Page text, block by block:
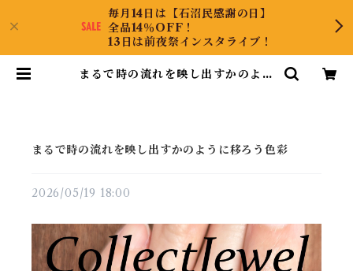
毎月14日は【石沼民感謝の日】
全品14％OFF！
13日は前夜祭インスタライブ！
まるで時の流れを映し出すかのよう
まるで時の流れを映し出すかのように移ろう色彩
2026/05/19 18:00